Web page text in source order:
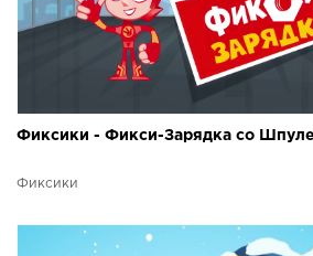
Фиксики - Фикси-Зарядка со
Фиксики